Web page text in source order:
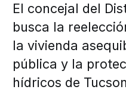
El concejal del
busca la
la vivienda
pública y la
hídricos de